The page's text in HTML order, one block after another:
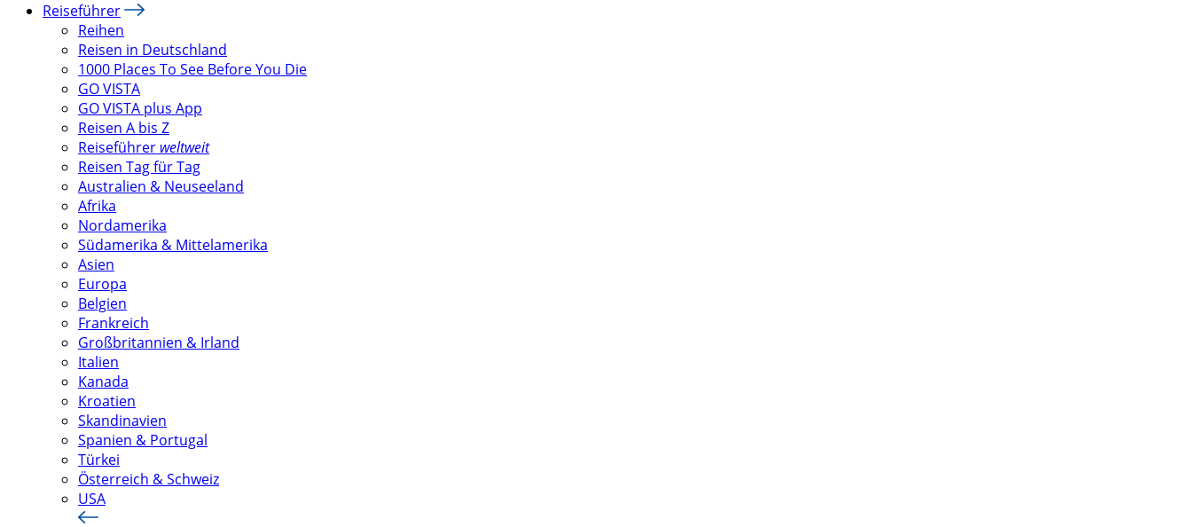
Reiseführer
Reihen
Reisen in Deutschland
1000 Places To See Before You Die
GO VISTA
GO VISTA plus App
Reisen A bis Z
Reiseführer weltweit
Reisen Tag für Tag
Australien & Neuseeland
Afrika
Nordamerika
Südamerika & Mittelamerika
Asien
Europa
Belgien
Frankreich
Großbritannien & Irland
Italien
Kanada
Kroatien
Skandinavien
Spanien & Portugal
Türkei
Österreich & Schweiz
USA